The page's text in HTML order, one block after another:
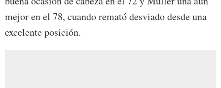
mejor en el 78, cuando remató desviado desde una
excelente posición.